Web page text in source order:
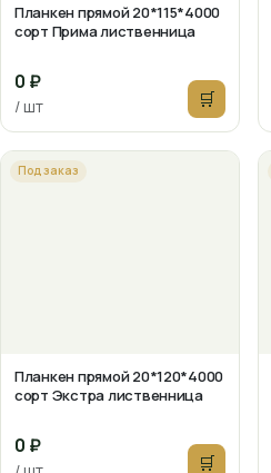
Планкен прямой 20*115*4000
сорт Прима лиственница
0 ₽
/ шт 🛒
Под заказ
Планкен прямой 20*120*4000
сорт Экстра лиственница
0 ₽
🛒